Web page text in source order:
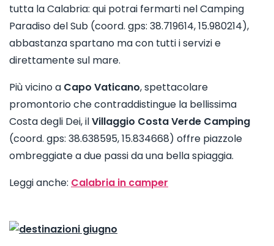
tutta la Calabria: qui potrai fermarti nel Camping
Paradiso del Sub (coord. gps: 38.719614, 15.980214),
abbastanza spartano ma con tutti i servizi e
direttamente sul mare.
Più vicino a Capo Vaticano, spettacolare
promontorio che contraddistingue la bellissima
Costa degli Dei, ilVillaggio Costa Verde Camping
(coord. gps: 38.638595, 15.834668) offre piazzole
ombreggiate a due passi da una bella spiaggia.
Leggi anche: Calabria in camper